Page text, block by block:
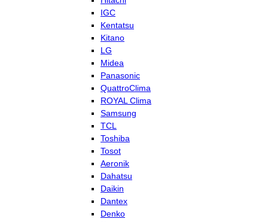
IGC
Kentatsu
Kitano
LG
Midea
Panasonic
QuattroClima
ROYAL Clima
Samsung
TCL
Toshiba
Tosot
Aeronik
Dahatsu
Daikin
Dantex
Denko